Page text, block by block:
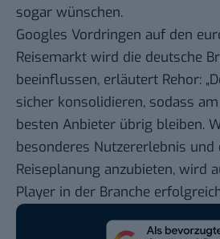
sogar wünschen.
Googles Vordringen auf den
Reisemarkt wird die deutsche
beeinflussen, erläutert Rehor:
sicher konsolidieren, sodass
besten Anbieter übrig bleiben.
besonderes Nutzererlebnis
Reiseplanung anzubieten, wird
Player in der Branche